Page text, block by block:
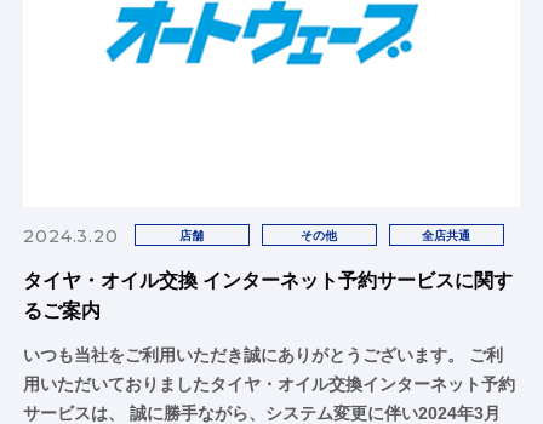
2024.3.20 店舗 その他 全店共通
タイヤ・オイル交換 インターネット予約サービスに関す
るご案内
いつも当社をご利用いただき誠にありがとうございます。 ご利
用いただいておりましたタイヤ・オイル交換インターネット予約
サービスは、 誠に勝手ながら、システム変更に伴い2024年3月